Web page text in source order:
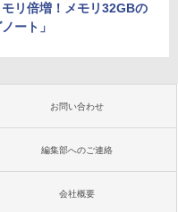
リ倍増！メモリ32GBの
ート」
お問い合わせ
編集部へのご連絡
会社概要